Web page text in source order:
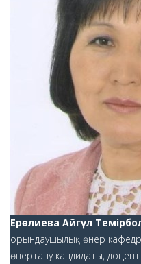
Ерғалиева Айгүл
орындаушылық өнер
өнертану кандидаты, доцент